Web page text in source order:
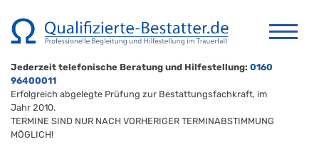
Jederzeit telefonische Beratung und Hilfestellung: 0160
96400011
Erfolgreich abgelegte Prüfung zur Bestattungsfachkraft, im
Jahr 2010.
TERMINE SIND NUR NACH VORHERIGER TERMINABSTIMMUNG
MÖGLICH!